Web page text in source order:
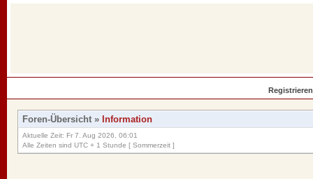
Registrieren
Foren-Übersicht » Information
Aktuelle Zeit: Fr 7. Aug 2026, 06:01
Alle Zeiten sind UTC + 1 Stunde [ Sommerzeit ]